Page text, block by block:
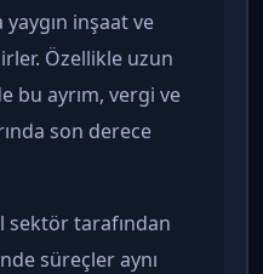
yaygın inşaat ve
Özellikle uzun
bu ayrım, vergi ve
son derece
sektör tarafından
süreçler aynı